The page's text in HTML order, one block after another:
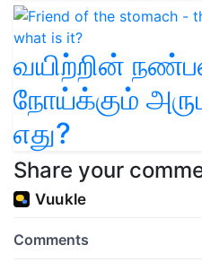
வயிற்றின்
நோய்க்கும்
எது?
Share your